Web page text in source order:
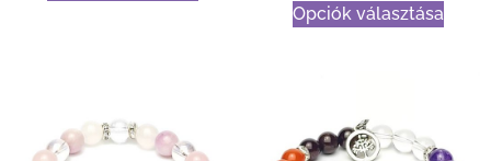
Opciók választása